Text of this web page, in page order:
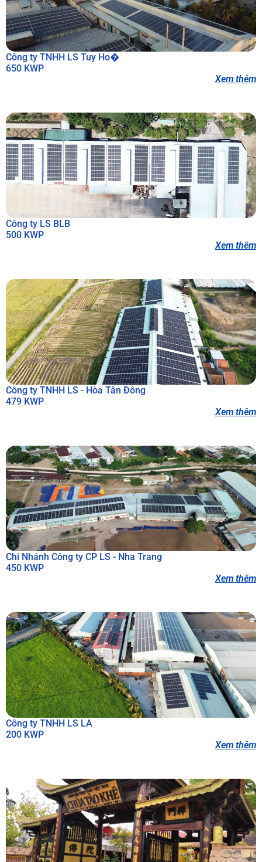
Công ty TNHH LS Tuy Ho�
650 KWP
Xem thêm
Công ty LS BLB
500 KWP
Xem thêm
Công ty TNHH LS - Hòa Tân Đông
479 KWP
Xem thêm
Chi Nhánh Công ty CP LS - Nha Trang
450 KWP
Xem thêm
Công ty TNHH LS LA
200 KWP
Xem thêm